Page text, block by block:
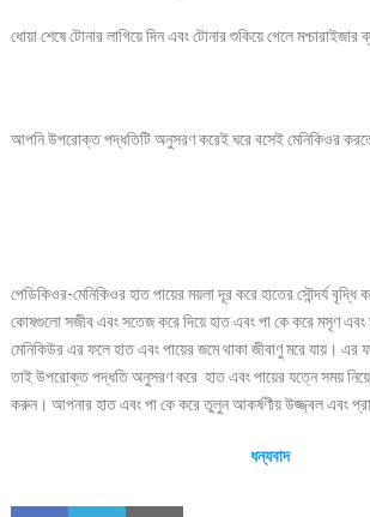
ধোয়া শেষে টোনার লাগিয়ে দিন এবং টোনার শুকিয়ে গেলে মশ্চারাইজার
আপনি উপরোক্ত পদ্ধতিটি অনুসরণ করেই ঘরে বসেই মেনিকিওর
পেডিকিওর-মেনিকিওর হাত পায়ের ময়লা দূর করে হাতের সৌন্দর্য বৃদ্ধি
কোষগুলো সজীব এবং সতেজ করে দিয়ে হাত এবং পা কে করে মসৃণ
মেনিকিউর এর ফলে হাত এবং পায়ের জমে থাকা জীবাণু মরে যায়। এর
তাই উপরোক্ত পদ্ধতি অনুসরণ করে হাত এবং পায়ের যত্নে সময়
করুন। আপনার হাত এবং পা কে করে তুলুন আকর্ষণীয় উজ্জ্বল এবং
ধন্যবাদ